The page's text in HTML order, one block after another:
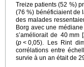
Treize patients (52 %)
(76 %) bénéficiaient de
des malades
Borg avec une
s’améliorait de 40 mm
(p < 0,05). Les Rint
corrélations entre
survie à un an était de